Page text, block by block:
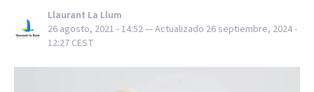
Llaurant La Llum
26 agosto, 2021 - 14:52— Actualizado 26 septiembre, 2024 -
12:27 CEST